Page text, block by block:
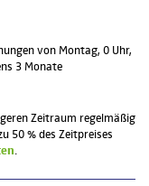
von Montag, 0 Uhr,
3 Monate
Zeitraum regelmäßig
50 % des Zeitpreises
.